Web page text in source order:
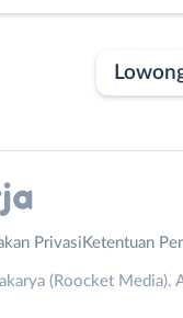
PrivasiKetentuan
(Roocket Media).